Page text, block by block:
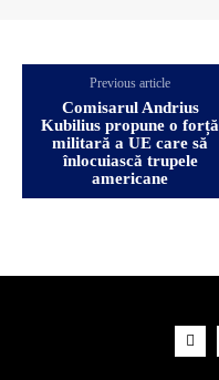
Previous article
Comisarul Andrius
Kubilius propune o forță
militară a UE care să
înlocuiască trupele
americane